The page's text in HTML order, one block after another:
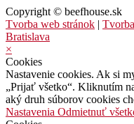
Copyright © beefhouse.sk
Tvorba web stránok |
Bratislava
×
Cookies
Nastavenie cookies. Ak si
„Prijať všetko“. Kliknutím
aký druh súborov cookies
Nastavenia Odmietnuť